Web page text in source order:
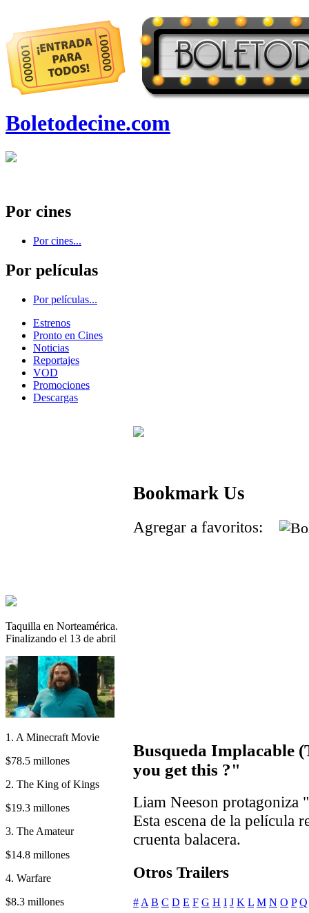
Boletodecine.com
Por cines
Por cines...
Por películas
Por películas...
Estrenos
Pronto en Cines
Noticias
Reportajes
VOD
Promociones
Descargas
Taquilla en Norteamérica.
Finalizando el 13 de abril
1. A Minecraft Movie
$78.5 millones
2. The King of Kings
$19.3 millones
3. The Amateur
$14.8 millones
4. Warfare
$8.3 millones
Bookmark Us
Agregar a favoritos:
Busqueda Implacable
you get this ?"
Liam Neeson protagoniza
Esta escena de la película
cruenta balacera.
Otros Trailers
#A B C D E F G H I J K L M N O P Q